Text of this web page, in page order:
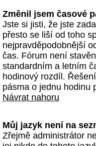
Změnil jsem časové
Jste si jisti, že jste
přesto se liší od toho
nejpravděpodobnější
čas. Fórum není
standardním a letním
hodinový rozdíl.
pásma o jednu hodinu
Návrat nahoru
Můj jazyk není na
Zřejmě administrátor